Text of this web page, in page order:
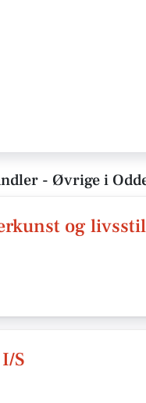
- Øvrige i
og livsstil
S